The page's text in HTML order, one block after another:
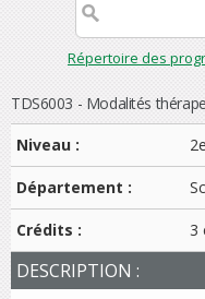
Répertoire des
TDS6003 - Modalités
Niveau :
Département :
Crédits : 3
DESCRIPTION :